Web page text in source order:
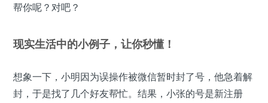
帮你呢？对吧？
现实生活中的小例子，让你秒懂！
想象一下，小明因为误操作被微信暂时封了号，他急着解
封，于是找了几个好友帮忙。结果，小张的号是新注册